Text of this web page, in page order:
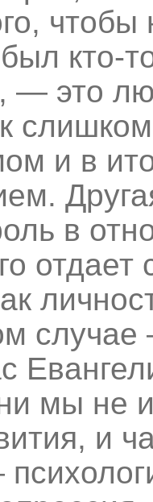
кто-
— это
и в
в
отдает
мы не
и